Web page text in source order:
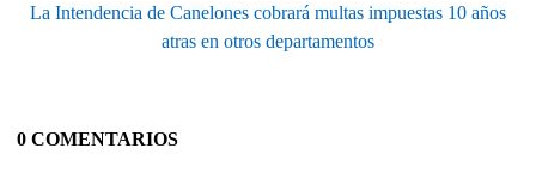
La Intendencia de Canelones cobrará multas impuestas 10 años
atras en otros departamentos
0 COMENTARIOS